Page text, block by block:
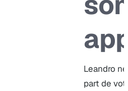
Leandro
part de